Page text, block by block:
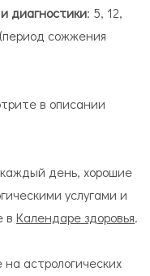
диагностики: 5, 12,
сожжения
в описании
день, хорошие
услугами и
в Календаре здоровья.
астрологических